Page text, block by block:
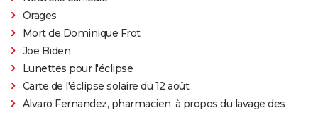
Orages
Mort de Dominique Frot
Joe Biden
Lunettes pour l'éclipse
Carte de l'éclipse solaire du 12 août
Alvaro Fernandez, pharmacien, à propos du lavage des